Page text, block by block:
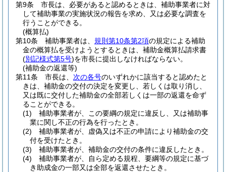
第9条
市長は、必要があると認めるときは、補助事業者に対
して補助事業の実施状況の報告を求め、又は必要な調査を
行うことができる。
(概算払)
第10条
補助事業者は、 規則第10条第2項の規定による補助
金の概算払を受けようとするときは、補助金概算払請求書
(別記様式第5号)を市長に提出しなければならない。
(補助金の返還等)
第11条
市長は、 次の各号のいずれかに該当すると認めたと
きは、補助金の交付の決定を変更し、若しくは取り消し、
又は既に交付した補助金の全部若しくは一部の返還を命ず
ることができる。
(1)
補助事業者が、この要綱の規定に違反し、又は補助事
業に関し不正の行為を行ったとき。
(2)
補助事業者が、虚偽又は不正の申請により補助金の交
付を受けたとき。
(3)
補助事業者が、補助金の交付の条件に違反したとき。
(4)
補助事業者が、自ら定める規程、要綱等の規定に基づ
き助成金の一部又は全部を返還させたとき。